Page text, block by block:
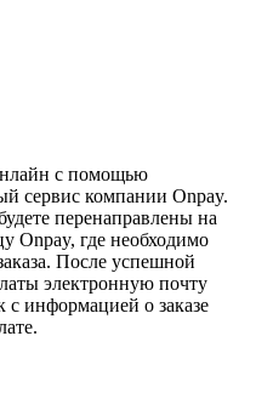
с помощью
сервис компании Onpay.
перенаправлены на
Onpay, где необходимо
После успешной
электронную почту
с информацией о заказе